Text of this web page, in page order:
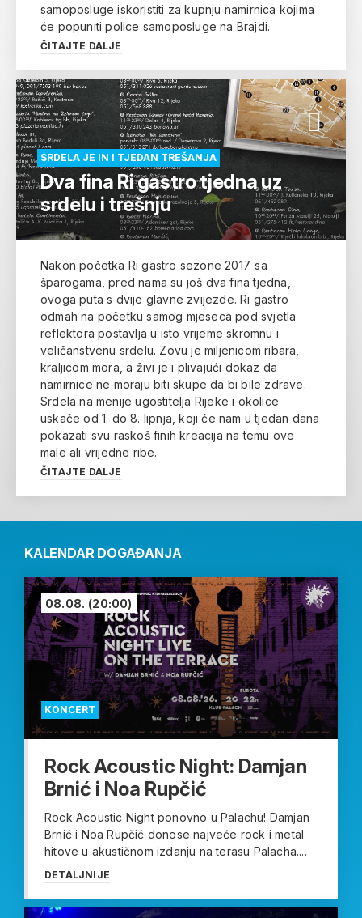
samoposluge iskoristiti za kupnju namirnica kojima
će popuniti police samoposluge na Brajdi.
ČITAJTE DALJE
SRDELA JE IN I TJEDAN TREŠANJA
Dva fina Ri gastro tjedna uz
srdelu i trešnju
Nakon početka Ri gastro sezone 2017. sa
šparogama, pred nama su još dva fina tjedna,
ovoga puta s dvije glavne zvijezde. Ri gastro
odmah na početku samog mjeseca pod svjetla
reflektora postavlja u isto vrijeme skromnu i
veličanstvenu srdelu. Zovu je miljenicom ribara,
kraljicom mora, a živi je i plivajući dokaz da
namirnice ne moraju biti skupe da bi bile zdrave.
Srdela na menije ugostitelja Rijeke i okolice
uskače od 1. do 8. lipnja, koji će nam u tjedan dana
pokazati svu raskoš finih kreacija na temu ove
male ali vrijedne ribe.
ČITAJTE DALJE
KALENDAR DOGAĐANJA
KONCERT
08.08. (20:00)
Rock Acoustic Night: Damjan
Brnić i Noa Rupčić
Rock Acoustic Night ponovno u Palachu! Damjan
Brnić i Noa Rupčić donose najveće rock i metal
hitove u akustičnom izdanju na terasu Palacha....
DETALJNIJE